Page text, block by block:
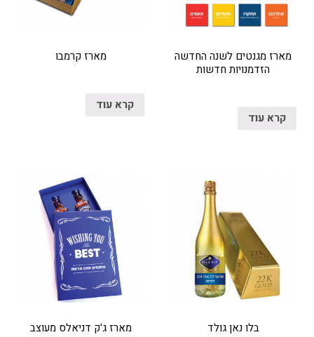
מארז מגנטים לשנה החדשה
הזדמנויות חדשות
קרא עוד
מארז קרמבו
קרא עוד
בלו נאן גולד מארז ג'ק דניאלס מעוצב